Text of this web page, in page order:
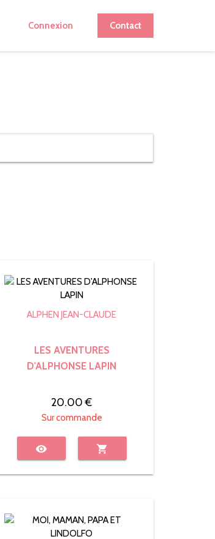
Connexion Contact
ALPHEN JEAN-CLAUDE
LES AVENTURES
D'ALPHONSE LAPIN
20.00 €
Sur commande
visibility shopping_cart